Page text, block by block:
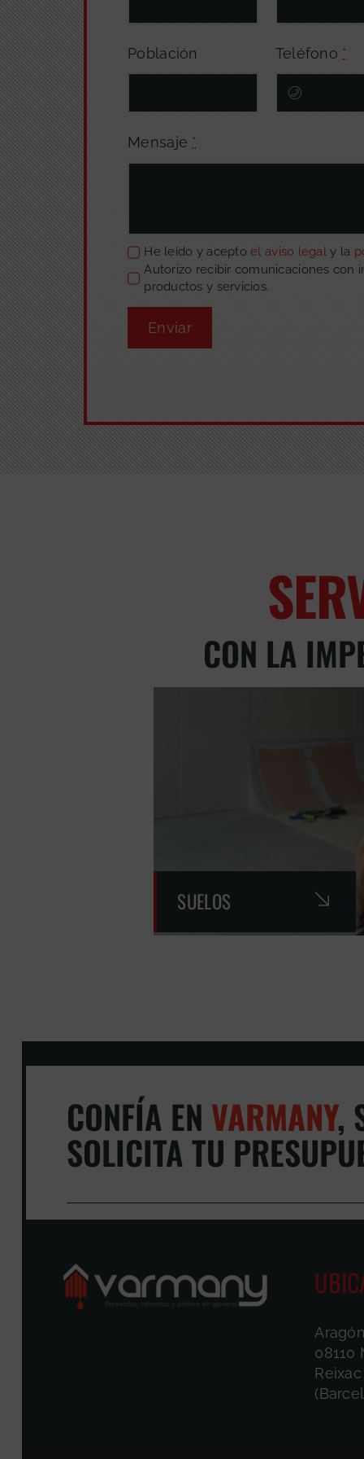
Población Teléfono *
Mensaje *
He leído y aceptoel aviso legaly la
Autorizo recibir comunicaciones con
productos y servicios.
Enviar
CON LA
SUELOS
CONFÍA EN VARMANY,
SOLICITA TU
08110
Reixac